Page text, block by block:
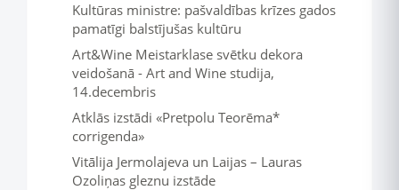
Kultūras ministre: pašvaldības krīzes gados
pamatīgi balstījušas kultūru
Art&Wine Meistarklase svētku dekora
veidošanā - Art and Wine studija,
14.decembris
Atklās izstādi «Pretpolu Teorēma*
corrigenda»
Vitālija Jermolajeva un Laijas – Lauras
Ozoliņas gleznu izstāde